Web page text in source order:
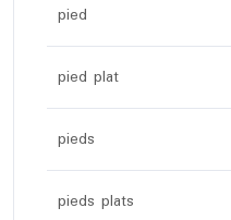
pied
pied plat
pieds
pieds plats